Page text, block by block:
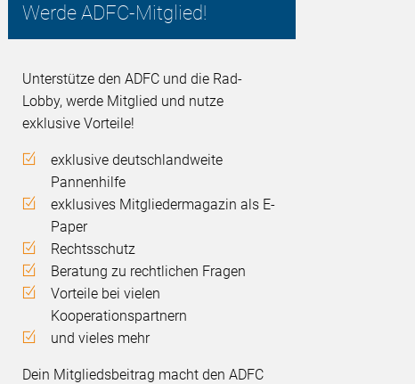
Werde ADFC-Mitglied!
Unterstütze den ADFC und die Rad-
Lobby, werde Mitglied und nutze
exklusive Vorteile!
exklusive deutschlandweite
Pannenhilfe
exklusives Mitgliedermagazin als E-
Paper
Rechtsschutz
Beratung zu rechtlichen Fragen
Vorteile bei vielen
Kooperationspartnern
und vieles mehr
Dein Mitgliedsbeitrag macht den ADFC